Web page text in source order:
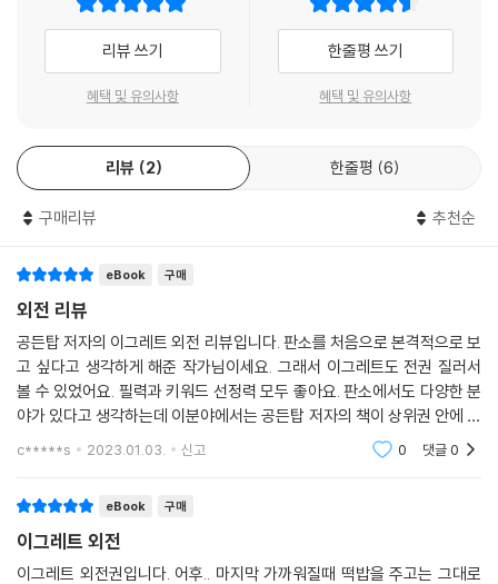
리뷰 쓰기
혜택 및 유의사항
한줄평 쓰기
혜택 및 유의사항
리뷰 2 한줄평 6
구매리뷰 추천순
eBook 구매
외전 리뷰
공든탑 저자의 이그레트 외전 리뷰입니다. 판소를 처음으로 본격적으로 보
고 싶다고 생각하게 해준 작가님이세요. 그래서 이그레트도 전권 질러서
볼 수 있었어요. 필력과 키워드 선정력 모두 좋아요. 판소에서도 다양한 분
야가 있다고 생각하는데 이분야에서는 공든탑 저자의 책이 상위권 안에 있
다고 생각합니다. 이번책도 너무 재밌었고 외로운 캐릭터가 새로운 집단과
c*****s 2023.01.03. 신고 0 댓글0
eBook 구매
이그레트 외전
이그레트 외전권입니다. 어후.. 마지막 가까워질때 떡밥을 주고는 그대로